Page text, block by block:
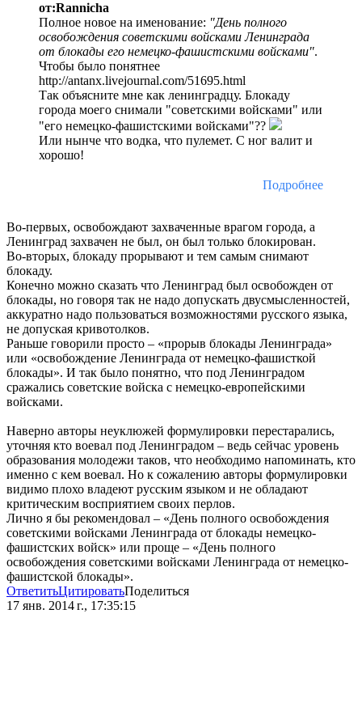
от:Rannicha
Полное новое на именование: "День полного
освобождения советскими войсками Ленинграда
от блокады его немецко-фашистскими войсками".
Чтобы было понятнее
http://antanx.livejournal.com/51695.html
Так объясните мне как ленинградцу. Блокаду
города моего снимали "советскими войсками" или
"его немецко-фашистскими войсками"??
Или нынче что водка, что пулемет. С ног валит и
хорошо!
Подробнее
Во-первых, освобождают захваченные врагом города, а
Ленинград захвачен не был, он был только блокирован.
Во-вторых, блокаду прорывают и тем самым снимают
блокаду.
Конечно можно сказать что Ленинград был освобожден от
блокады, но говоря так не надо допускать двусмысленностей,
аккуратно надо пользоваться возможностями русского языка,
не допуская кривотолков.
Раньше говорили просто – «прорыв блокады Ленинграда»
или «освобождение Ленинграда от немецко-фашисткой
блокады». И так было понятно, что под Ленинградом
сражались советские войска с немецко-европейскими
войсками.
Наверно авторы неуклюжей формулировки перестарались,
уточняя кто воевал под Ленинградом – ведь сейчас уровень
образования молодежи таков, что необходимо напоминать, кто
именно с кем воевал. Но к сожалению авторы формулировки
видимо плохо владеют русским языком и не обладают
критическим восприятием своих перлов.
Лично я бы рекомендовал – «День полного освобождения
советскими войсками Ленинграда от блокады немецко-
фашистских войск» или проще – «День полного
освобождения советскими войсками Ленинграда от немецко-
фашистской блокады».
ОтветитьЦитироватьПоделиться
17 янв. 2014 г., 17:35:15